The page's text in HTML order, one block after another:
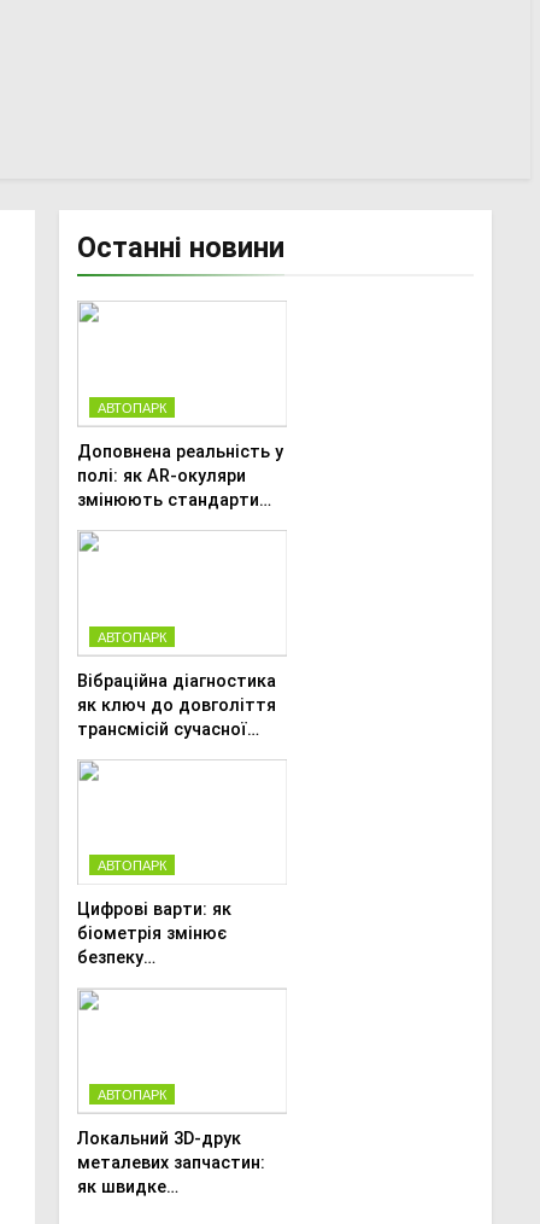
Останні новини
АВТОПАРК
Доповнена реальність у
полі: як AR-окуляри
змінюють стандарти
сільськогосподарської
АВТОПАРК
Вібраційна діагностика
як ключ до довголіття
трансмісій сучасної
АВТОПАРК
Цифрові варти: як
біометрія змінює
безпеку
АВТОПАРК
Локальний 3D-друк
металевих запчастин:
як швидке